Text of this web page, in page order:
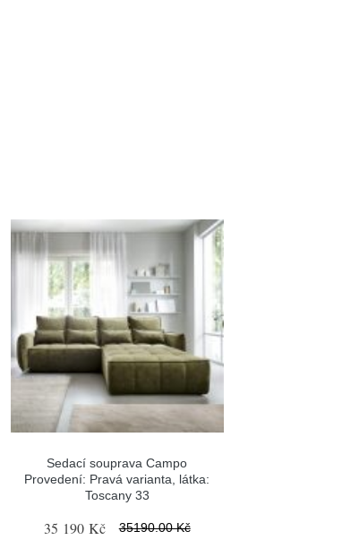
Sedací souprava Campo
Provedení: Pravá varianta, látka:
Toscany 33
35 190 Kč 35190.00 Kč